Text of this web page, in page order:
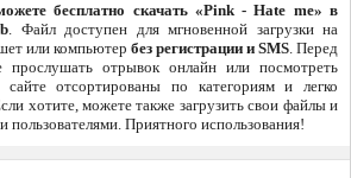
бесплатно скачать «Pink - Hate me» в
. Файл доступен для мгновенной загрузки на
или компьютер без регистрации и SMS. Перед
прослушать отрывок онлайн или посмотреть
отсортированы по категориям и легко
хотите, можете также загрузить свои файлы и
пользователями. Приятного использования!